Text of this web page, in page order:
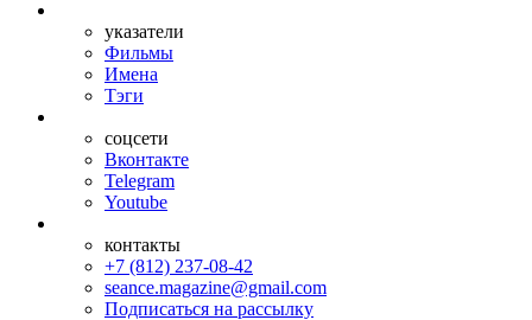
указатели
Фильмы
Имена
Тэги
соцсети
Вконтакте
Telegram
Youtube
контакты
+7 (812) 237-08-42
seance.magazine@gmail.com
Подписаться на рассылку